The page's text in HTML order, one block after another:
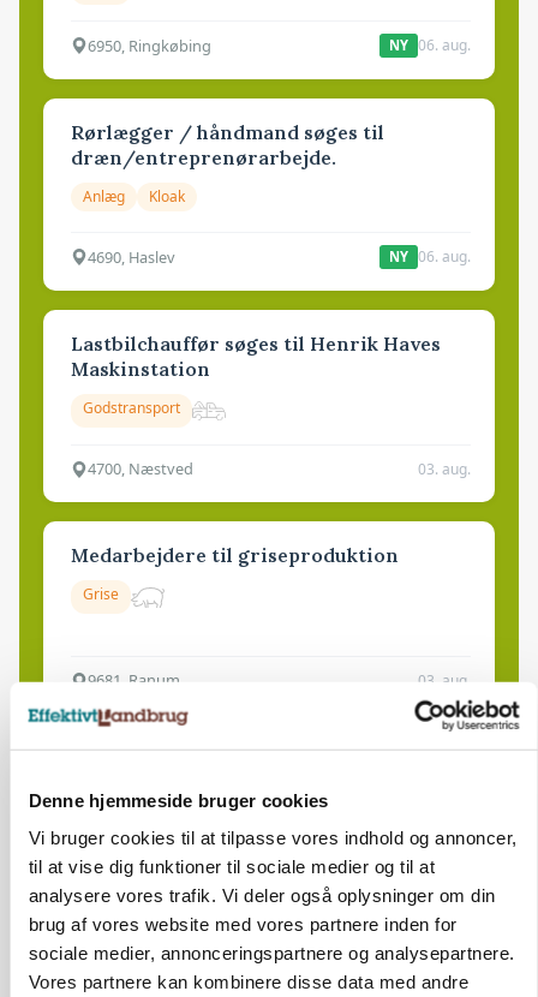
Denne hjemmeside bruger cookies
Vi bruger cookies til at tilpasse vores indhold og annoncer,
til at vise dig funktioner til sociale medier og til at
analysere vores trafik. Vi deler også oplysninger om din
brug af vores website med vores partnere inden for
sociale medier, annonceringspartnere og analysepartnere.
Vores partnere kan kombinere disse data med andre
6950, Ringkøbing NY 06. aug.
Rørlægger / håndmand søges til
dræn/entreprenørarbejde.
Anlæg Kloak
4690, Haslev NY 06. aug.
Lastbilchauffør søges til Henrik Haves
Maskinstation
Godstransport
4700, Næstved 03. aug.
Medarbejdere til griseproduktion
Grise
9681, Ranum 03. aug.
Kalve
6392, Bolderslev 03. aug.
Leder til klimastald